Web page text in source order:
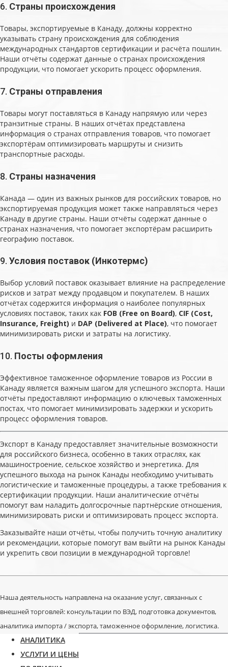
6. Страны происхождения
Товары, экспортируемые в Канаду, должны корректно
указывать страну происхождения для соблюдения
международных стандартов сертификации и расчёта пошлин.
Наши отчёты содержат данные о странах происхождения
продукции, что помогает ускорить процесс оформления.
7. Страны отправления
Товары могут поставляться в Канаду напрямую или через
транзитные страны. В наших отчётах представлена
информация о странах отправления товаров, что помогает
экспортёрам оптимизировать маршруты и снизить
транспортные расходы.
8. Страны назначения
Канада — один из важных рынков для российских товаров, но
экспортируемая продукция может также направляться через
Канаду в другие страны. Наши отчёты содержат данные о
странах назначения, что помогает экспортёрам расширить
географию поставок.
9. Условия поставок (Инкотермс)
Выбор условий поставок оказывает влияние на распределение
рисков и затрат между продавцом и покупателем. В наших
отчётах содержится информация о наиболее популярных
условиях поставок, таких как FOB (Free on Board), CIF (Cost,
Insurance, Freight) и DAP (Delivered at Place), что помогает
минимизировать риски и затраты на логистику.
10. Посты оформления
Эффективное таможенное оформление товаров из России в
Канаду является важным шагом для успешного экспорта. Наши
отчёты предоставляют информацию о ключевых таможенных
постах, что помогает минимизировать задержки и ускорить
процесс оформления товаров.
Экспорт в Канаду предоставляет значительные возможности
для российского бизнеса, особенно в таких отраслях, как
машиностроение, сельское хозяйство и энергетика. Для
успешного выхода на рынок Канады необходимо учитывать
логистические и таможенные процедуры, а также требования к
сертификации продукции. Наши аналитические отчёты
помогут вам наладить долгосрочные партнёрские отношения,
минимизировать риски и оптимизировать процесс экспорта.
Заказывайте наши отчёты, чтобы получить точную аналитику
и рекомендации, которые помогут вам выйти на рынок Канады
и укрепить свои позиции в международной торговле!
Наша деятельность направлена на оказание услуг, связанных с
внешней торговлей: консультации по ВЭД, подготовка документов,
аналитика импорта / экспорта, таможенное оформление, логистика.
АНАЛИТИКА
УСЛУГИ И ЦЕНЫ